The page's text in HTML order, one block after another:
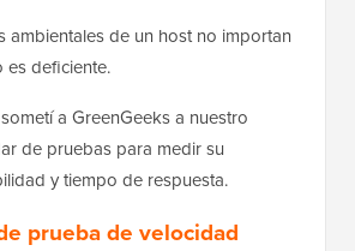
ambientales de un host no importan
es deficiente.
a GreenGeeks a nuestro
de pruebas para medir su
y tiempo de respuesta.
prueba de velocidad